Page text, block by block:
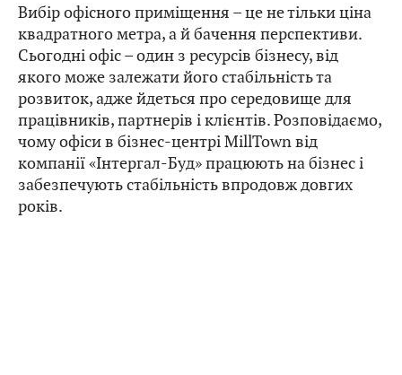
Вибір офісного приміщення – це не тільки ціна
квадратного метра, а й бачення перспективи.
Сьогодні офіс – один з ресурсів бізнесу, від
якого може залежати його стабільність та
розвиток, адже йдеться про середовище для
працівників, партнерів і клієнтів. Розповідаємо,
чому офіси в бізнес-центрі MillTown від
компанії «Інтергал-Буд» працюють на бізнес і
забезпечують стабільність впродовж довгих
років.